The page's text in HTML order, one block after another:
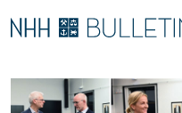
A
L
UO
V
Ø
I
Stipendiater og nye